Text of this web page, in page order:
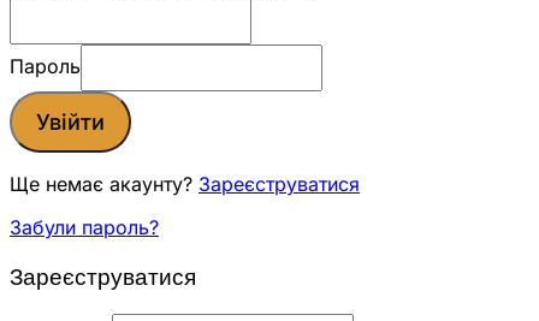
Пароль
Увійти
Ще немає акаунту? Зареєструватися
Забули пароль?
Зареєструватися